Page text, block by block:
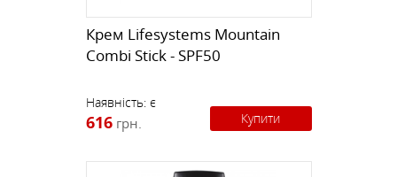
Крем Lifesystems Mountain
Combi Stick - SPF50
Наявність: є
616 грн. Купити